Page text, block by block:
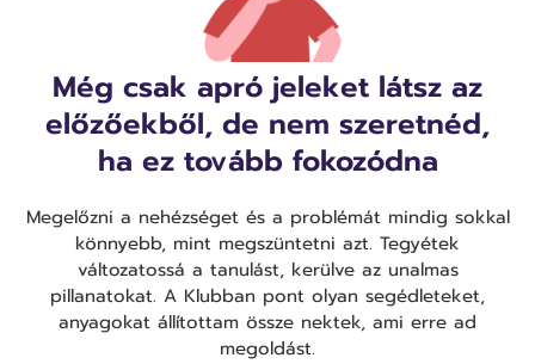
Még csak apró jeleket látsz az
előzőekből, de nem szeretnéd,
ha ez tovább fokozódna
Megelőzni a nehézséget és a problémát mindig sokkal
könnyebb, mint megszüntetni azt. Tegyétek
változatossá a tanulást, kerülve az unalmas
pillanatokat. A Klubban pont olyan segédleteket,
anyagokat állítottam össze nektek, ami erre ad
megoldást.